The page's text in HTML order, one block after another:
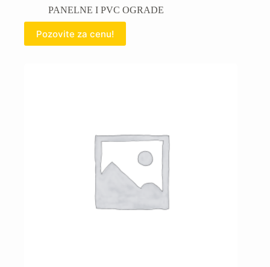
PANELNE I PVC OGRADE
Pozovite za cenu!